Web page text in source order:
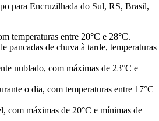
para Encruzilhada do Sul, RS, Brasil,
temperaturas entre 20°C e 28°C.
pancadas de chuva à tarde, temperaturas
nublado, com máximas de 23°C e
o dia, com temperaturas entre 17°C
com máximas de 20°C e mínimas de